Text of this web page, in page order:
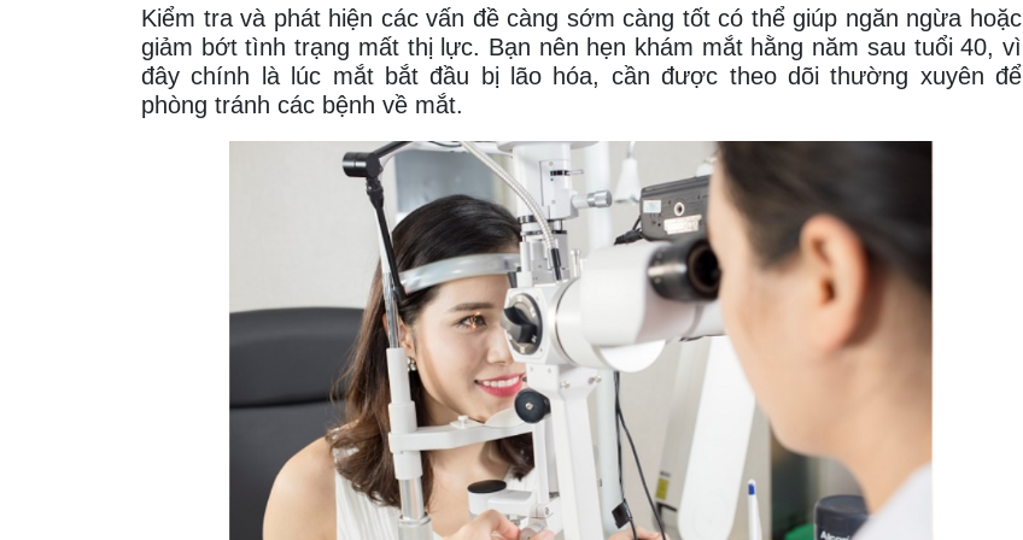
Kiểm tra và phát hiện các vấn đề càng sớm càng tốt có thể giúp ngăn ngừa hoặc
giảm bớt tình trạng mất thị lực. Bạn nên hẹn khám mắt hằng năm sau tuổi 40, vì
đây chính là lúc mắt bắt đầu bị lão hóa, cần được theo dõi thường xuyên để
phòng tránh các bệnh về mắt.